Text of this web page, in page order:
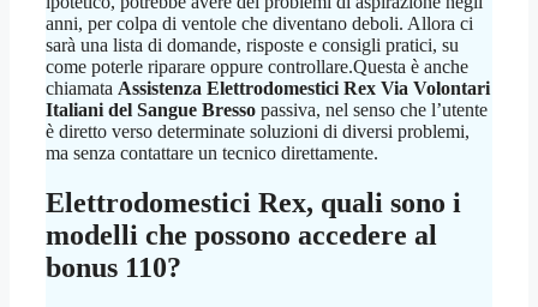
anni, per colpa di ventole che diventano deboli. Allora ci
sarà una lista di domande, risposte e consigli pratici, su
come poterle riparare oppure controllare.Questa è anche
chiamata Assistenza Elettrodomestici Rex Via Volontari
Italiani del Sangue Bresso passiva, nel senso che l’utente
è diretto verso determinate soluzioni di diversi problemi,
ma senza contattare un tecnico direttamente.
Elettrodomestici Rex, quali sono i
modelli che possono accedere al
bonus 110?